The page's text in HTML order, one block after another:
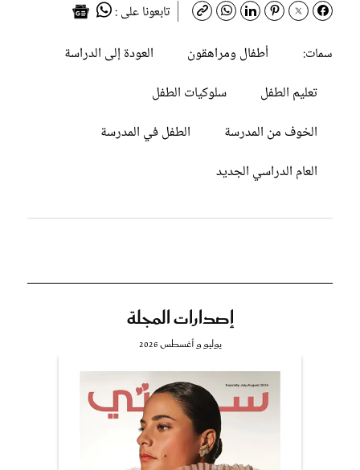
تابعونا على :
سمات:
أطفال ومراهقون
العودة إلى الدراسة
تعليم الطفل
سلوكيات الطفل
الخوف من المدرسة
الطفل في المدرسة
العام الدراسي الجديد
إصدارات المجلة
يوليو و أغسطس 2026